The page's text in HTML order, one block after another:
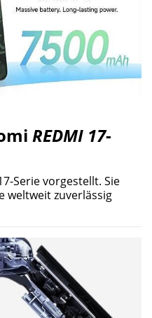
REDMI 17-
Serie vorgestellt. Sie
weltweit zuverlässig